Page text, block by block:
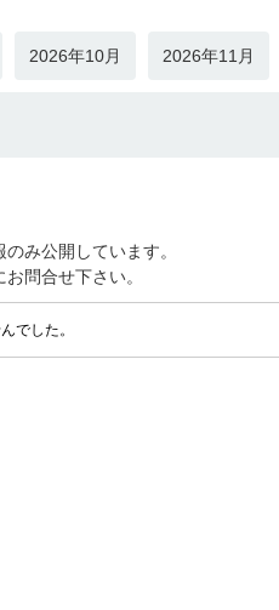
2026年10月 2026年11月
み公開しています。
問合せ下さい。
でした。